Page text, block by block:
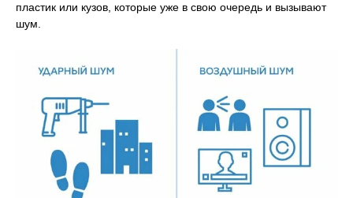
пластик или кузов, которые уже в свою очередь и вызывают
шум.